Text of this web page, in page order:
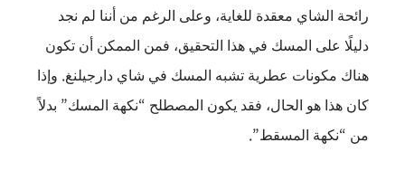
رائحة الشاي معقدة للغاية، وعلى الرغم من أننا لم نجد
دليلًا على المسك في هذا التحقيق، فمن الممكن أن تكون
هناك مكونات عطرية تشبه المسك في شاي دارجيلنغ. وإذا
كان هذا هو الحال، فقد يكون المصطلح “نكهة المسك” بدلاً
من “نكهة المسقط”.